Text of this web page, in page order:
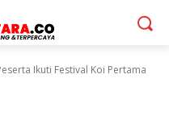
Ikuti Festival Koi Pertama